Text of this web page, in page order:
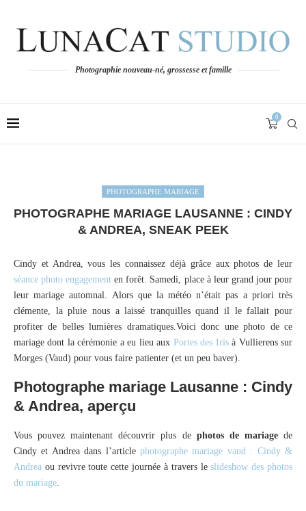
Photographie nouveau-né, grossesse et famille
0
PHOTOGRAPHE MARIAGE
PHOTOGRAPHE MARIAGE LAUSANNE : CINDY
& ANDREA, SNEAK PEEK
Cindy et Andrea, vous les connaissez déjà grâce aux photos de leur
séance photo engagement en forêt. Samedi, place à leur grand jour pour
leur mariage automnal. Alors que la météo n’était pas a priori très
clémente, la pluie nous a laissé tranquilles quand il le fallait pour
profiter de belles lumières dramatiques.Voici donc une photo de ce
mariage dont la cérémonie a eu lieu aux Portes des Irisà Vullierens sur
Morges (Vaud) pour vous faire patienter (et un peu baver).
Photographe mariage Lausanne : Cindy
& Andrea, aperçu
Vous pouvez maintenant découvrir plus de photos de mariagede
Cindy et Andrea dans l’article photographe mariage vaud : Cindy &
Andrea ou revivre toute cette journée à travers leslideshow des photos
du mariage.